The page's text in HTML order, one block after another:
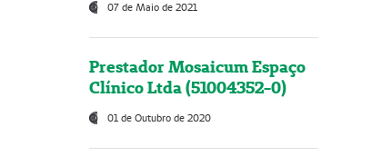
07 de Maio de 2021
Prestador Mosaicum Espaço
Clínico Ltda (51004352-0)
01 de Outubro de 2020